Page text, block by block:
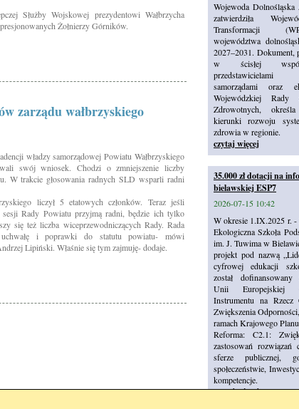
Służby Wojskowej prezydentowi Wałbrzycha
Żołnierzy Górników.
zarządu wałbrzyskiego
władzy samorządowej Powiatu Wałbrzyskiego
swój wniosek. Chodzi o zmniejszenie liczby
W trakcie głosowania radnych SLD wsparli radni
liczył 5 etatowych członków. Teraz jeśli
sesji Rady Powiatu przyjmą radni, będzie ich tylko
się też liczba wiceprzewodniczących Rady. Rada
i poprawki do statutu powiatu- mówi
Lipiński. Właśnie się tym zajmuję- dodaje.
Wojewoda Dolnośląska
zatwierdziła
Transformacji
województwa
2027–2031. Dokument,
w ścisłej
samorządami oraz
Wojewódzkiej Rady
Zdrowotnych, określa
kierunki rozwoju
zdrowia w regionie.
czytaj więcej
35.000 zł dotacji na
bielawskiej ESP7
2026-07-15 10:42
W okresie 1.IX.2025 r.
Ekologiczna Szkoła
im. J. Tuwima w
projekt pod nazwą
cyfrowej edukacji
został
Unii Europejskiej
Instrumentu na
Zwiększenia
ramach Krajowego
Reforma: C2.1:
zastosowań
sferze publicznej,
społeczeństwie,
kompetencje.
czytaj więcej